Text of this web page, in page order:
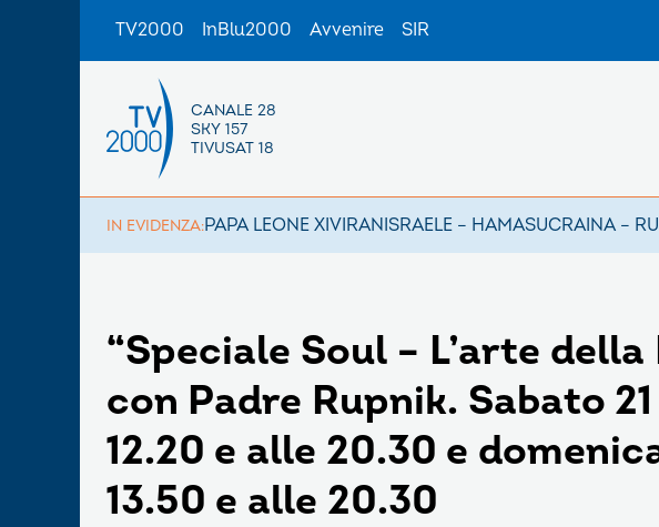
TV2000 InBlu2000 Avvenire SIR
CANALE 28
SKY 157
TIVUSAT 18
IN EVIDENZA:PAPA LEONE XIVIRANISRAELE – HAMASUCRAINA –
“Speciale Soul – L’arte
con Padre Rupnik. Sabato
12.20 e alle 20.30 e
13.50 e alle 20.30